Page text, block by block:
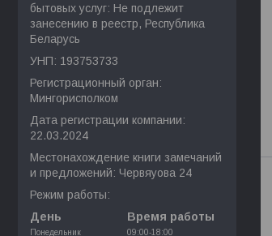
бытовых услуг: Не подлежит
занесению в реестр, Республика
Беларусь
УНП: 193753733
Регистрационный орган:
Мингорисполком
Дата регистрации компании:
22.03.2024
Местонахождение книги замечаний
и предложений: Червяуова 24
Режим работы:
День
Время работы
Понедельник
09:00-18:00